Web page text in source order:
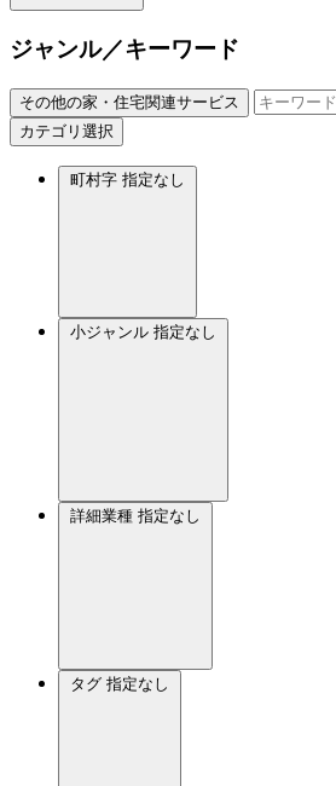
ジャンル／キーワード
その他の家・住宅関連サービス
カテゴリ選択
町村字 指定なし
小ジャンル 指定なし
詳細業種 指定なし
タグ 指定なし